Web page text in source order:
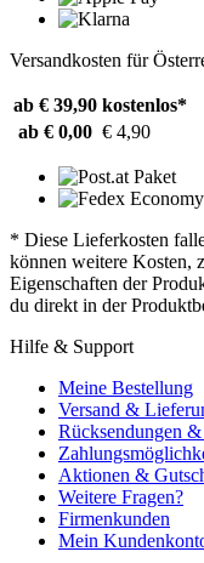
Versandkosten für
ab € 39,90 kostenlos*
ab € 0,00 € 4,90
* Diese Lieferkosten
können weitere Kosten,
Eigenschaften der
du direkt in der
Hilfe & Support
Meine Bestellung
Versand &
Rücksendungen
Aktionen &
Weitere Fragen?
Firmenkunden
Mein